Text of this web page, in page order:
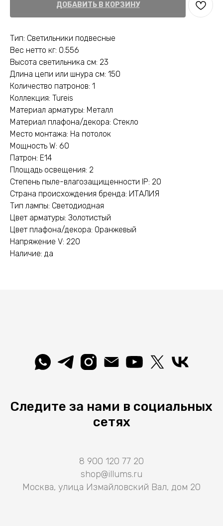
ДОБАВИТЬ В КОРЗИНУ
Тип: Светильники подвесные
Вес нетто кг: 0.556
Высота светильника см: 23
Длина цепи или шнура см: 150
Количество патронов: 1
Коллекция: Tureis
Материал арматуры: Металл
Материал плафона/декора: Стекло
Место монтажа: На потолок
Мощность W: 60
Патрон: E14
Площадь освещения: 2
Степень пыле-влагозащищенности IP: 20
Страна происхождения бренда: ИТАЛИЯ
Тип лампы: Светодиодная
Цвет арматуры: Золотистый
Цвет плафона/декора: Оранжевый
Напряжение V: 220
Наличие: да
Следите за нами в социальных
сетях
8 900 120 77 20
shop@illums.ru
Москва, улица Измайловский Вал, дом 20